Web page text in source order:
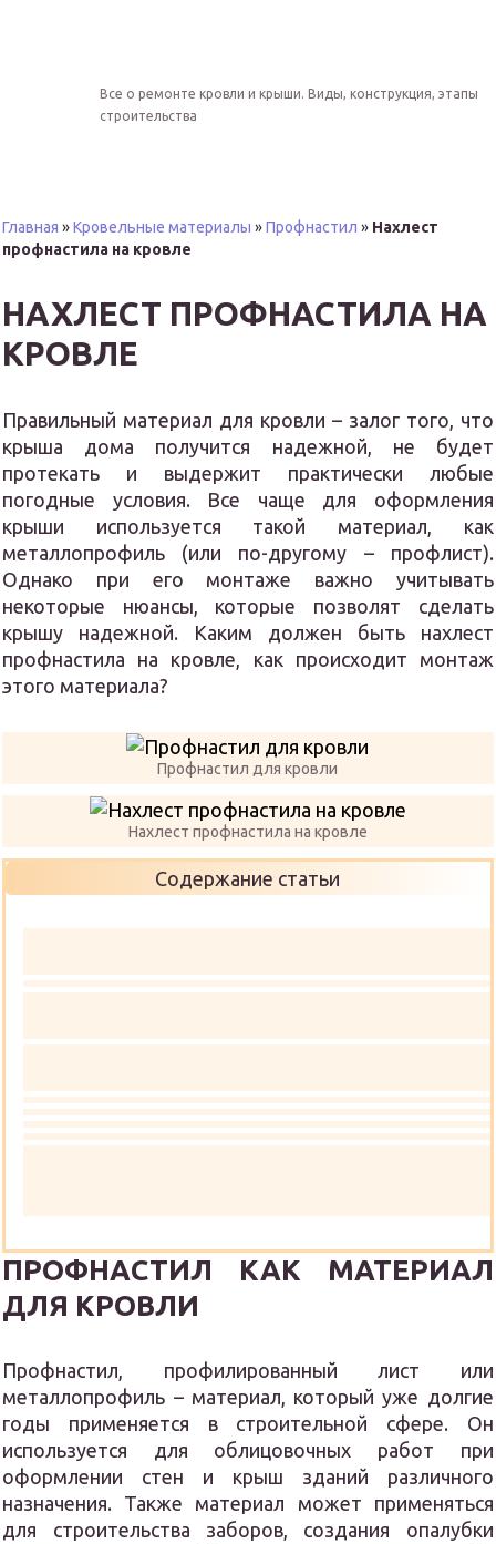
Все о ремонте кровли и крыши. Виды, конструкция, этапы
строительства
Главная »Кровельные материалы »Профнастил » Нахлест
профнастила на кровле
НАХЛЕСТ ПРОФНАСТИЛА НА
КРОВЛЕ
Правильный материал для кровли – залог того, что
крыша дома получится надежной, не будет
протекать и выдержит практически любые
погодные условия. Все чаще для оформления
крыши используется такой материал, как
металлопрофиль (или по-другому – профлист).
Однако при его монтаже важно учитывать
некоторые нюансы, которые позволят сделать
крышу надежной. Каким должен быть нахлест
профнастила на кровле, как происходит монтаж
этого материала?
Профнастил для кровли
Нахлест профнастила на кровле
Содержание статьи
ПРОФНАСТИЛ КАК МАТЕРИАЛ
ДЛЯ КРОВЛИ
Профнастил, профилированный лист или
металлопрофиль – материал, который уже долгие
годы применяется в строительной сфере. Он
используется для облицовочных работ при
оформлении стен и крыш зданий различного
назначения. Также материал может применяться
для строительства заборов, создания опалубки